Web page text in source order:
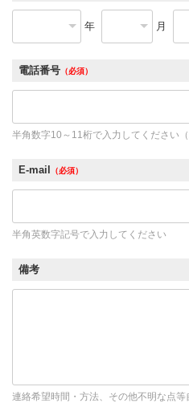
年 月
電話番号 （必須）
半角数字10～11桁で入力してください（
E-mail （必須）
半角英数字記号で入力してください
備考
連絡希望時間・方法、その他不明な点